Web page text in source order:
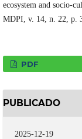
ecosystem and socio-
MDPI, v. 14, n. 22, p.
PDF
PUBLICADO
2025-12-19